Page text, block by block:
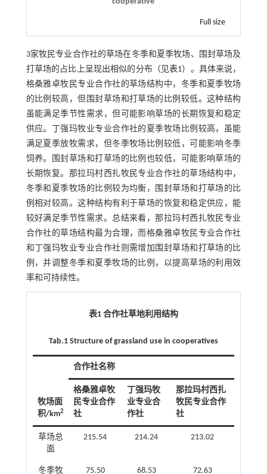
Full size
3家牧民专业合作社的草场在冬季和夏季牧场、围封草场及
打草场的占比上呈现出相似的分布（见表1）。具体来说，
格桑雅卓牧民专业合作社的草场结构中，冬季和夏季牧场
的比例较高，但围封草场和打草场的比例较低。这种结构
虽能满足季节性需求，但可能影响草场的长期恢复和稳定
供应。丁强玛牧业专业合作社的夏季牧场比例较高，虽能
满足夏季放牧需求，但冬季牧场比例较低，可能影响冬季
饲养。围封草场和打草场的比例也较低，可能影响草场的
长期恢复。那拉玛村西扎牧民专业合作社的草场结构中，
冬季和夏季牧场的比例较为均衡，围封草场和打草场的比
例相对较高。这种结构有利于草场的恢复和稳定供应，能
较好满足季节性需求。总结来看，那拉玛村西扎牧民专业
合作社的草场结构最为合理，而格桑雅卓牧民专业合作社
和丁强玛牧业专业合作社则需增加围封草场和打草场的比
例，并调整冬季和夏季牧场的比例，以提高草场的利用效
率和可持续性。
表1 合作社草地利用结构
Tab.1 Structure of grassland use in cooperatives
牧场面
积/km2
合作社名称
格桑雅卓牧
民专业合作
社
丁强玛牧
业专业合
作社
那拉玛村西扎
牧民专业合作
社
草场总
面
215.54 214.24 213.02
冬季牧
75.50 68.53 72.63